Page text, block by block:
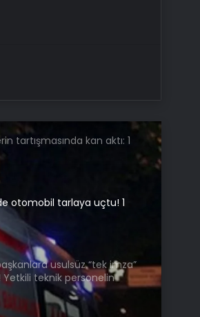
tartışmasında kan aktı: 1
otomobil tarlaya uçtu! 1
usulsüz “tek imza”
Yetkili teknik personelin
yapı ruhsatlarını tek
çıkardıkları ortaya çıktı